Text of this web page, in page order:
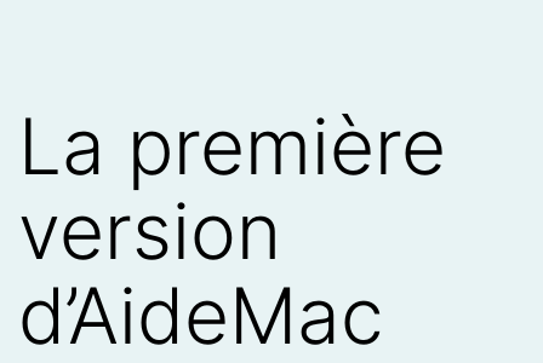
La première
version
d’AideMac